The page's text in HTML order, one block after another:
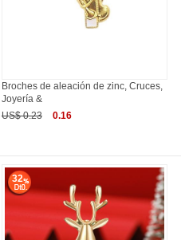
Broches de aleación de zinc, Cruces,
Joyería &
US$ 0.23
0.16
32